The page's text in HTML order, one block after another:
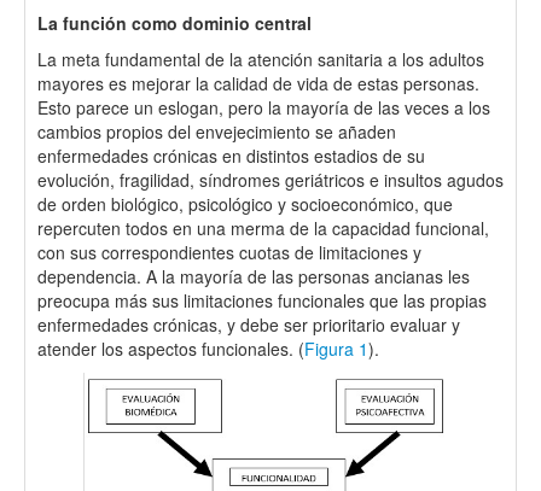
La función como dominio central
La meta fundamental de la atención sanitaria a los adultos
mayores es mejorar la calidad de vida de estas personas.
Esto parece un eslogan, pero la mayoría de las veces a los
cambios propios del envejecimiento se añaden
enfermedades crónicas en distintos estadios de su
evolución, fragilidad, síndromes geriátricos e insultos agudos
de orden biológico, psicológico y socioeconómico, que
repercuten todos en una merma de la capacidad funcional,
con sus correspondientes cuotas de limitaciones y
dependencia. A la mayoría de las personas ancianas les
preocupa más sus limitaciones funcionales que las propias
enfermedades crónicas, y debe ser prioritario evaluar y
atender los aspectos funcionales. (Figura 1).